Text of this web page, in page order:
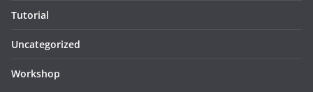
Tutorial
Uncategorized
Workshop